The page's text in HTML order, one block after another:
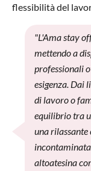
flessibilità del
"L'Ama stay
mettendo a
professionali
esigenza. Dai
di lavoro o
equilibrio tra
una rilassante
altoatesina